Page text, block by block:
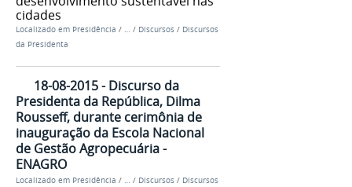
cidades
Localizado em Presidência / / Discursos / Discursos
da Presidenta
18-08-2015 - Discurso da
Presidenta da República, Dilma
Rousseff, durante cerimônia de
inauguração da Escola Nacional
de Gestão Agropecuária -
ENAGRO
Localizado em Presidência / … / Discursos / Discursos